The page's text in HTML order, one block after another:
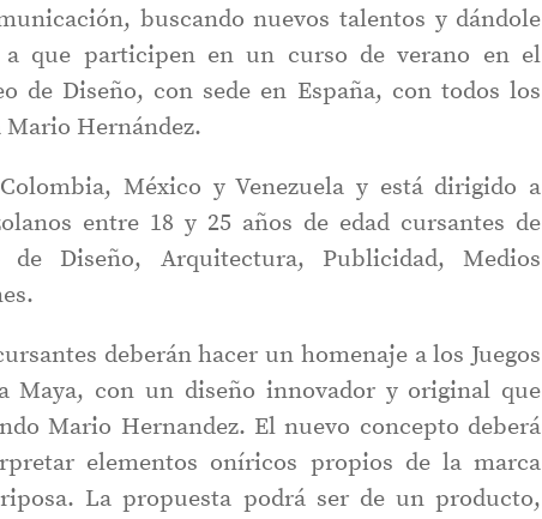
buscando nuevos talentos y dándole
que participen en un curso de verano en el
de Diseño, con sede en España, con todos los
Hernández.
México y Venezuela y está dirigido a
entre 18 y 25 años de edad cursantes de
de Diseño, Arquitectura, Publicidad, Medios
deberán hacer un homenaje a los Juegos
Maya, con un diseño innovador y original que
Mario Hernandez. El nuevo concepto deberá
elementos oníricos propios de la marca
La propuesta podrá ser de un producto,